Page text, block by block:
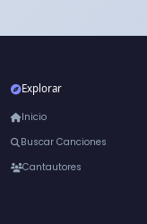
Explorar
Inicio
Buscar Canciones
Cantautores